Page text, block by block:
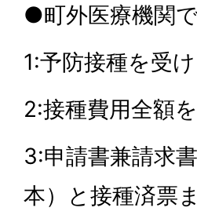
●町外医療機関
1:予防接種を受け
2:接種費用全額
3:申請書兼請求
本）と接種済票